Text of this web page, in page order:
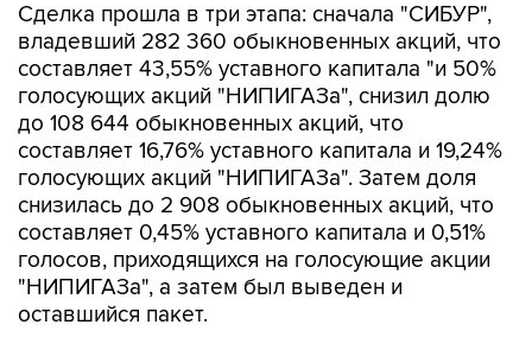
Сделка прошла в три этапа: сначала "СИБУР",
владевший 282 360 обыкновенных акций, что
составляет 43,55% уставного капитала "и 50%
голосующих акций "НИПИГАЗа", снизил долю
до 108 644 обыкновенных акций, что
составляет 16,76% уставного капитала и 19,24%
голосующих акций "НИПИГАЗа". Затем доля
снизилась до 2 908 обыкновенных акций, что
составляет 0,45% уставного капитала и 0,51%
голосов, приходящихся на голосующие акции
"НИПИГАЗа", а затем был выведен и
оставшийся пакет.